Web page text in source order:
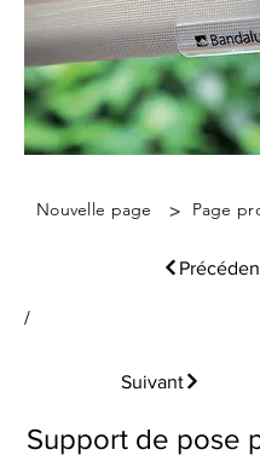
Nouvelle page > Page
/
Suivant
Support de pose